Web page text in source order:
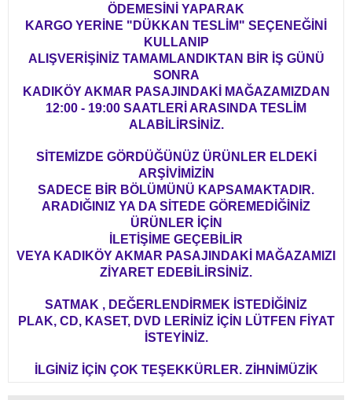
ÖDEMESİNİ YAPARAK
KARGO YERİNE "DÜKKAN TESLİM" SEÇENEĞİNİ
KULLANIP
ALIŞVERİŞİNİZ TAMAMLANDIKTAN BİR İŞ GÜNÜ
SONRA
KADIKÖY AKMAR PASAJINDAKİ MAĞAZAMIZDAN
12:00 - 19:00 SAATLERİ ARASINDA TESLİM
ALABİLİRSİNİZ.
SİTEMİZDE GÖRDÜĞÜNÜZ ÜRÜNLER ELDEKİ
ARŞİVİMİZİN
SADECE BİR BÖLÜMÜNÜ KAPSAMAKTADIR.
ARADIĞINIZ YA DA SİTEDE GÖREMEDİĞİNİZ
ÜRÜNLER İÇİN
İLETİŞİME GEÇEBİLİR
VEYA KADIKÖY AKMAR PASAJINDAKİ MAĞAZAMIZI
ZİYARET EDEBİLİRSİNİZ.
SATMAK , DEĞERLENDİRMEK İSTEDİĞİNİZ
PLAK, CD, KASET, DVD LERİNİZ İÇİN LÜTFEN FİYAT
İSTEYİNİZ.
İLGİNİZ İÇİN ÇOK TEŞEKKÜRLER. ZİHNİMÜZİK